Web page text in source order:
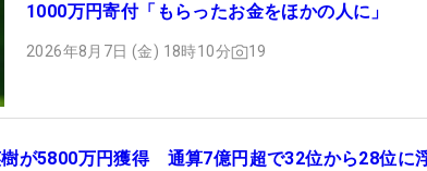
1000万円寄付「もらったお金をほかの人に」
2026年8月7日 (金) 18時10分 19
が5800万円獲得 通算7億円超で32位から28位に